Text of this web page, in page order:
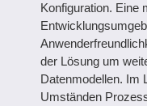
Konfiguration. Eine
der Lösung um
Datenmodellen. Im
Umständen